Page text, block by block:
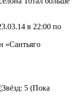
в 22:00 по
«Сантьяго
(Пока